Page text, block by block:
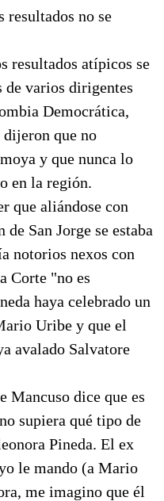
resultados no se
resultados atípicos se
varios dirigentes
Democrática,
que no
y que nunca lo
en la región.
que aliándose con
San Jorge se estaba
notorios nexos con
Corte "no es
haya celebrado un
Uribe y que el
avalado Salvatore
Mancuso dice que es
supiera qué tipo de
Pineda. El ex
le mando (a Mario
me imagino que él